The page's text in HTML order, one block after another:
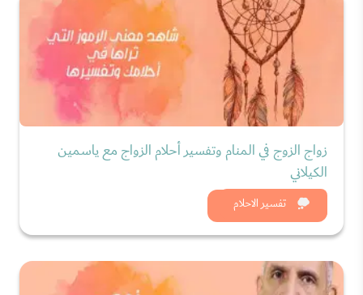
تفسير الاحلام
زواج الزوج في المنام وتفسير أحلام الزواج مع ياسمين
الكيلاني
شاهد الان